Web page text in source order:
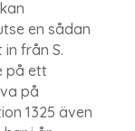
en sådan
från S.
på ett
på
1325 även